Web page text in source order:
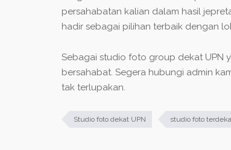
persahabatan kalian dalam hasil
hadir sebagai pilihan terbaik dengan
Sebagai studio foto group dekat UPN
bersahabat. Segera hubungi admin
tak terlupakan.
Studio foto dekat UPN studio foto